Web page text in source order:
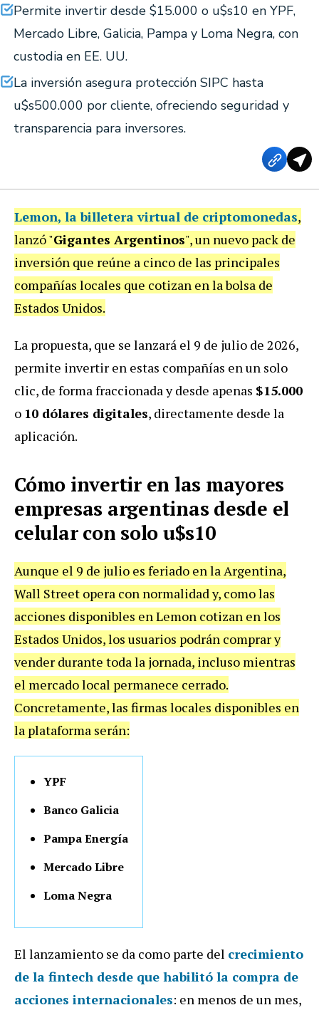
Permite invertir desde $15.000 o u$s10 en YPF,
Mercado Libre, Galicia, Pampa y Loma Negra, con
custodia en EE. UU.
La inversión asegura protección SIPC hasta
u$s500.000 por cliente, ofreciendo seguridad y
transparencia para inversores.
Lemon, la billetera virtual de criptomonedas,
lanzó "Gigantes Argentinos", un nuevo pack de
inversión que reúne a cinco de las principales
compañías locales que cotizan en la bolsa de
Estados Unidos.
La propuesta, que se lanzará el 9 de julio de 2026,
permite invertir en estas compañías en un solo
clic, de forma fraccionada y desde apenas $15.000
o 10 dólares digitales, directamente desde la
aplicación.
Cómo invertir en las mayores
empresas argentinas desde el
celular con solo u$s10
Aunque el 9 de julio es feriado en la Argentina,
Wall Street opera con normalidad y, como las
acciones disponibles en Lemon cotizan en los
Estados Unidos, los usuarios podrán comprar y
vender durante toda la jornada, incluso mientras
el mercado local permanece cerrado.
Concretamente, las firmas locales disponibles en
la plataforma serán:
YPF
Banco Galicia
Pampa Energía
Mercado Libre
Loma Negra
El lanzamiento se da como parte del crecimiento
de la fintech desde que habilitó la compra de
acciones internacionales: en menos de un mes,